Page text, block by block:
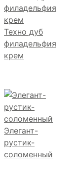
Техно дуб
филадельфия
крем
Элегант-
рустик-
соломенный